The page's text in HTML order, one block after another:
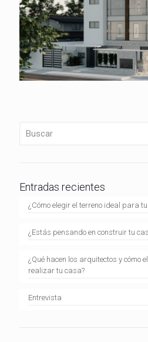
Entradas recientes
¿Cómo elegir el terreno ideal para
¿Estás pensando en construir tu
¿Qué hacen los arquitectos y cómo
realizar tu casa?
Entrevista